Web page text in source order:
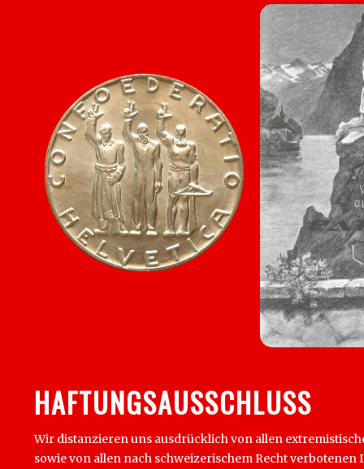
HAFTUNGSAUSSCHLUSS
Wir distanzieren uns ausdrücklich von allen
sowie von allen nach schweizerischem Recht